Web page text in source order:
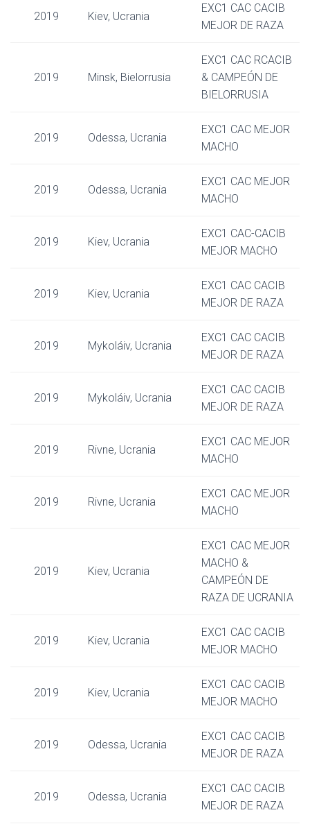
2019 Kiev, Ucrania
EXC1 CAC CACIB
MEJOR DE RAZA
2019 Minsk, Bielorrusia
EXC1 CAC RCACIB
& CAMPEÓN DE
BIELORRUSIA
2019 Odessa, Ucrania
EXC1 CAC MEJOR
MACHO
2019 Odessa, Ucrania
EXC1 CAC MEJOR
MACHO
2019 Kiev, Ucrania
EXC1 CAC-CACIB
MEJOR MACHO
2019 Kiev, Ucrania
EXC1 CAC CACIB
MEJOR DE RAZA
2019 Mykoláiv, Ucrania
EXC1 CAC CACIB
MEJOR DE RAZA
2019 Mykoláiv, Ucrania
EXC1 CAC CACIB
MEJOR DE RAZA
2019 Rivne, Ucrania
EXC1 CAC MEJOR
MACHO
2019 Rivne, Ucrania
EXC1 CAC MEJOR
MACHO
2019 Kiev, Ucrania
EXC1 CAC MEJOR
MACHO &
CAMPEÓN DE
RAZA DE UCRANIA
2019 Kiev, Ucrania
EXC1 CAC CACIB
MEJOR MACHO
2019 Kiev, Ucrania
EXC1 CAC CACIB
MEJOR MACHO
2019 Odessa, Ucrania
EXC1 CAC CACIB
MEJOR DE RAZA
2019 Odessa, Ucrania
EXC1 CAC CACIB
MEJOR DE RAZA